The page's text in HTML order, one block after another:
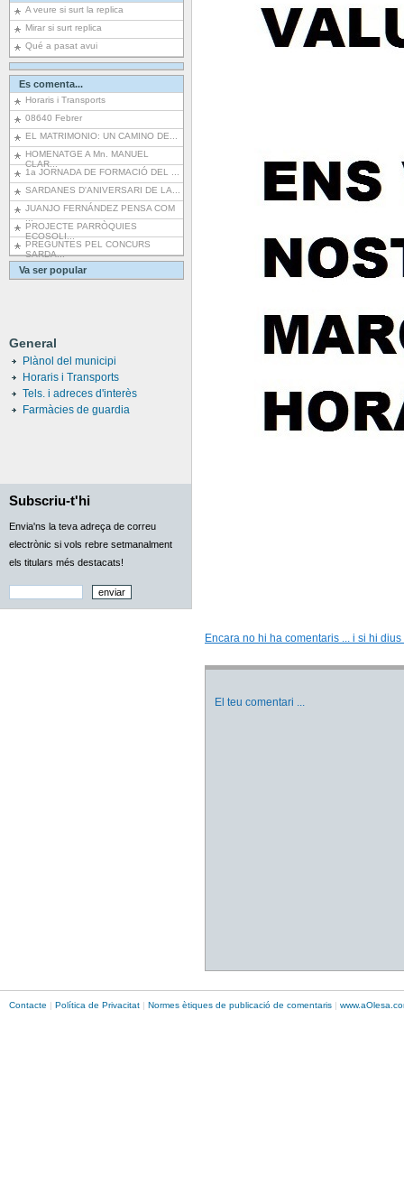
A veure si surt la replica
Mirar si surt replica
Qué a pasat avui
Es comenta...
Horaris i Transports
08640 Febrer
EL MATRIMONIO: UN CAMINO DE...
HOMENATGE A Mn. MANUEL
CLAR...
1a JORNADA DE FORMACIÓ DEL ...
SARDANES D'ANIVERSARI DE LA...
JUANJO FERNÁNDEZ PENSA COM
...
PROJECTE PARRÒQUIES
ECOSOLI...
PREGUNTES PEL CONCURS
SARDA...
Va ser popular
General
Plànol del municipi
Horaris i Transports
Tels. i adreces d'interès
Farmàcies de guardia
Subscriu-t'hi
Envia'ns la teva adreça de correu
electrònic si vols rebre setmanalment
els titulars més destacats!
Encara no hi ha comentaris ... i si hi
El teu comentari ...
Contacte | Política de Privacitat | Normes ètiques de publicació de comentaris | www.aOlesa